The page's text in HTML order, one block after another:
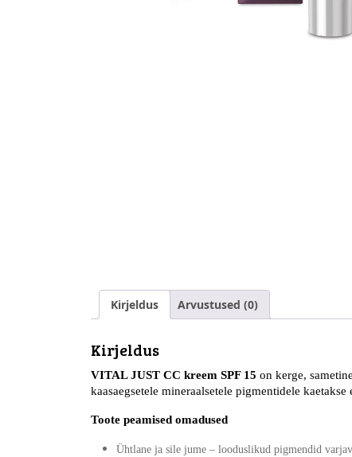
Kirjeldus Arvustused (0)
Kirjeldus
VITAL JUST CC kreem SPF 15 on kerge,
kaasaegsetele mineraalsetele pigmentidele
Toote peamised omadused
Ühtlane ja sile jume – looduslikud pigmendid